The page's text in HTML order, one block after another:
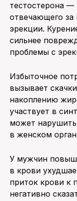
тестостерона —
отвечающего за
эрекции.
сильнее
проблемы с
Избыточное
вызывает
накоплению
участвует в
может
в женском
У мужчин
в крови
приток крови к
негативно